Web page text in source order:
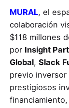
MURAL, el
colaboración
$118 millones
por Insight
Global, Slack
previo inversor
prestigiosos